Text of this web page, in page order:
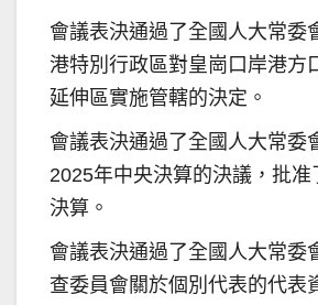
會議表決通過了全國人大常委
港特別行政區對皇崗口岸港方
延伸區實施管轄的決定。
會議表決通過了全國人大常委
2025年中央決算的決議，批准
決算。
會議表決通過了全國人大常委
查委員會關於個別代表的代表